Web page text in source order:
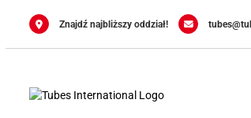
Znajdź najbliższy oddział!